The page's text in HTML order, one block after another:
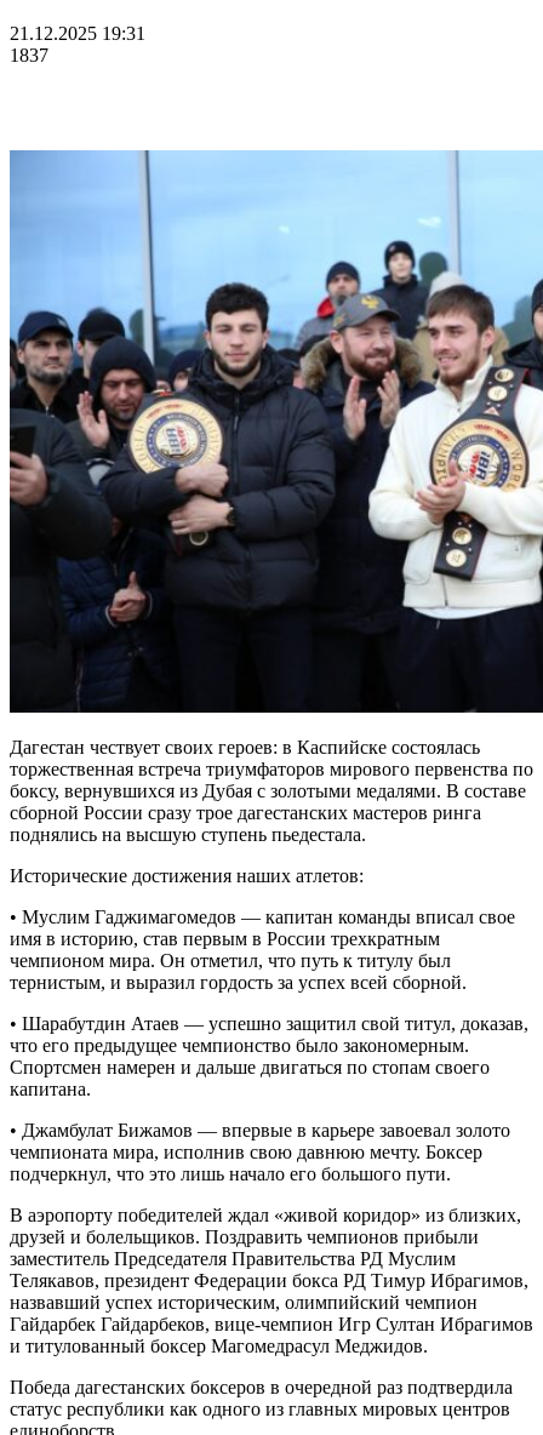
21.12.2025 19:31
1837
Дагестан чествует своих героев: в Каспийске состоялась
торжественная встреча триумфаторов мирового первенства по
боксу, вернувшихся из Дубая с золотыми медалями. В составе
сборной России сразу трое дагестанских мастеров ринга
поднялись на высшую ступень пьедестала.
Исторические достижения наших атлетов:
• Муслим Гаджимагомедов — капитан команды вписал свое
имя в историю, став первым в России трехкратным
чемпионом мира. Он отметил, что путь к титулу был
тернистым, и выразил гордость за успех всей сборной.
• Шарабутдин Атаев — успешно защитил свой титул, доказав,
что его предыдущее чемпионство было закономерным.
Спортсмен намерен и дальше двигаться по стопам своего
капитана.
• Джамбулат Бижамов — впервые в карьере завоевал золото
чемпионата мира, исполнив свою давнюю мечту. Боксер
подчеркнул, что это лишь начало его большого пути.
В аэропорту победителей ждал «живой коридор» из близких,
друзей и болельщиков. Поздравить чемпионов прибыли
заместитель Председателя Правительства РД Муслим
Телякавов, президент Федерации бокса РД Тимур Ибрагимов,
назвавший успех историческим, олимпийский чемпион
Гайдарбек Гайдарбеков, вице-чемпион Игр Султан Ибрагимов
и титулованный боксер Магомедрасул Меджидов.
Победа дагестанских боксеров в очередной раз подтвердила
статус республики как одного из главных мировых центров
единоборств.